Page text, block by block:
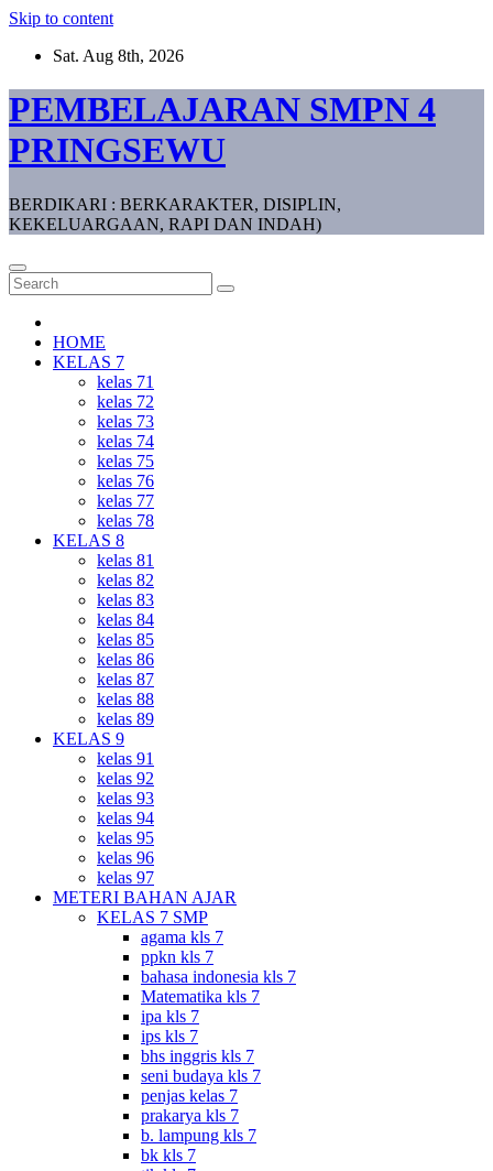
Skip to content
Sat. Aug 8th, 2026
PEMBELAJARAN SMPN 4
PRINGSEWU
BERDIKARI : BERKARAKTER, DISIPLIN,
KEKELUARGAAN, RAPI DAN INDAH)
HOME
KELAS 7
kelas 71
kelas 72
kelas 73
kelas 74
kelas 75
kelas 76
kelas 77
kelas 78
KELAS 8
kelas 81
kelas 82
kelas 83
kelas 84
kelas 85
kelas 86
kelas 87
kelas 88
kelas 89
KELAS 9
kelas 91
kelas 92
kelas 93
kelas 94
kelas 95
kelas 96
kelas 97
METERI BAHAN AJAR
KELAS 7 SMP
agama kls 7
ppkn kls 7
bahasa indonesia kls 7
Matematika kls 7
ipa kls 7
ips kls 7
bhs inggris kls 7
seni budaya kls 7
penjas kelas 7
prakarya kls 7
b. lampung kls 7
bk kls 7